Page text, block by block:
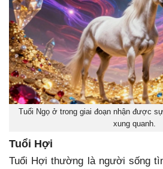
Tuổi Ngọ ở trong giai đoạn nhận được
xung quanh.
Tuổi Hợi
Tuổi Hợi thường là người sống